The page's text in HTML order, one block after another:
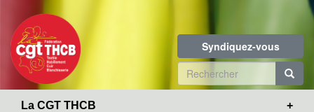
contenu
principal
Syndiquez-vous
Formulaire
de
La CGT THCB